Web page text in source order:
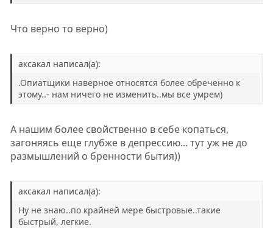
Что верно то верно)
аксакал написал(а):
.Опиатщики наверное относятся более обреченно к
этому..- нам ничего не изменить..мы все умрем)
А нашим более свойственно в себе копаться,
загоняясь еще глубже в депрессию... тут уж не до
размышлений о бренности бытия))
аксакал написал(а):
Ну не знаю..по крайней мере быстровые..такие
быстрый, легкие.